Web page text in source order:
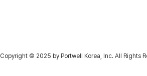
Copyright © 2025 by Portwell Korea, Inc. All Rights